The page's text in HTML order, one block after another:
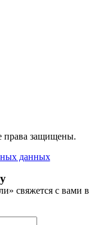
права защищены.
данных
свяжется с вами в